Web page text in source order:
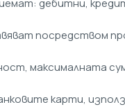
дебитни,
посредством
максималната
карти,